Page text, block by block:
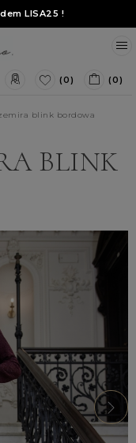
LISA25 !
(0) (0)
blink bordowa
BLINK